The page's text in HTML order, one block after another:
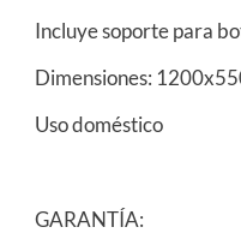
Incluye soporte para
Dimensiones:
Uso doméstico
GARANTÍA: